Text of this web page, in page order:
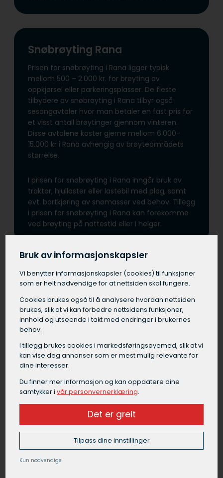
Snøbrøyting Rana
Prisen for snøbrøyting i Rana ligger typisk
mellom 500 – 2.000 kr. for brøyting av
oppkjørsel eller parkeringsplasser. De fleste
tilbydere av snøbrøyting i Rana tilbyr også
sesongavtaler hvor man betaler en fast pris for
et visst antall brøytinger gjennom vinteren.
Disse avtalene koster gjerne mellom 6.000-
15.000 kr i Rana avhengig av brøyteområdets
størrelse.
I prisen for snøbrøyting i Rana inngår bruk av
traktor, hjullaster eller lastebil med plog, samt
evt. bortkjøring av snømasser ved behov. Tillegg
i prisen for snøbrøyting i Rana kan forekomme
ved brøyting på nattestid eller i helger.
Grunnarbeid Rana
Grunnarbeid i Rana er en samlebetegnelse på
alt arbeid som må gjøres på tomten før selve
byggingen kan starte. Grunnarbeid i Rana
omfatter blant annet forundersøkelser av
grunnen, graving av byggegrop, drenering rundt
fundament, isolering under gulv,
masseutskifting, etablering av fundament og
Et godt grunnarbeid i Rana legger et viktig
fundament for byggets stabilitet og funksjon,
og bør alltid utføres av en erfaren
maskinentreprenør.
Bruk av informasjonskapsler
Vi benytter informasjons­kapsler (cookies) til funksjoner
som er helt nødvendige for at nettsiden skal fungere.
Cookies brukes også til å analysere hvordan nettsiden
brukes, slik at vi kan forbedre nettsidens funksjoner,
innhold og utseende i takt med endringer i brukernes
behov.
I tillegg brukes cookies i markedsførings­øyemed, slik at vi
kan vise deg annonser som er mest mulig relevante for
dine interesser.
Du finner mer informasjon og kan oppdatere dine
samtykker ivår personvernerklæring.
Det er greit
Tilpass dine innstillinger
Kun nødvendige